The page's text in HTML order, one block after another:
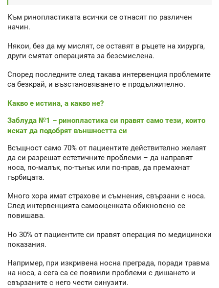
Към ринопластиката всички се отнасят по различен
начин.
Някои, без да му мислят, се оставят в ръцете на хирурга,
други смятат операцията за безсмислена.
Според последните след такава интервенция проблемите
са безкрай, и възстановяването е продължително.
Какво е истина, а какво не?
Заблуда №1 – ринопластика си правят само тези, които
искат да подобрят външността си
Всъщност само 70% от пациентите действително желаят
да си разрешат естетичните проблеми – да направят
носа, по-малък, по-тънък или по-прав, да премахнат
гърбицата.
Много хора имат страхове и съмнения, свързани с носа.
След интервенцията самооценката обикновено се
повишава.
Но 30% от пациентите си правят операция по медицински
показания.
Например, при изкривена носна преграда, поради травма
на носа, а сега са се появили проблеми с дишането и
свързаните с него чести синузити.